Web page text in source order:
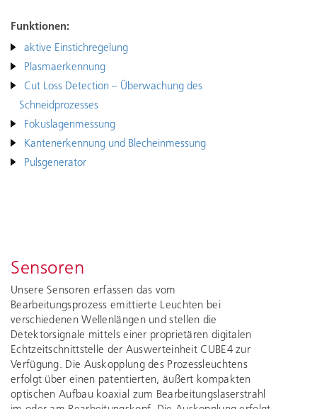
Funktionen:
aktive Einstichregelung
Plasmaerkennung
Cut Loss Detection – Überwachung des
Schneidprozesses
Fokuslagenmessung
Kantenerkennung und Blecheinmessung
Pulsgenerator
Sensoren
Unsere Sensoren erfassen das vom
Bearbeitungsprozess emittierte Leuchten bei
verschiedenen Wellenlängen und stellen die
Detektorsignale mittels einer proprietären digitalen
Echtzeitschnittstelle der Auswerteinheit CUBE4 zur
Verfügung. Die Auskopplung des Prozessleuchtens
erfolgt über einen patentierten, äußert kompakten
optischen Aufbau koaxial zum Bearbeitungslaserstrahl